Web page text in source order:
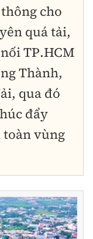
cho
quá tải,
TP.HCM
Thành,
qua đó
đẩy
vùng